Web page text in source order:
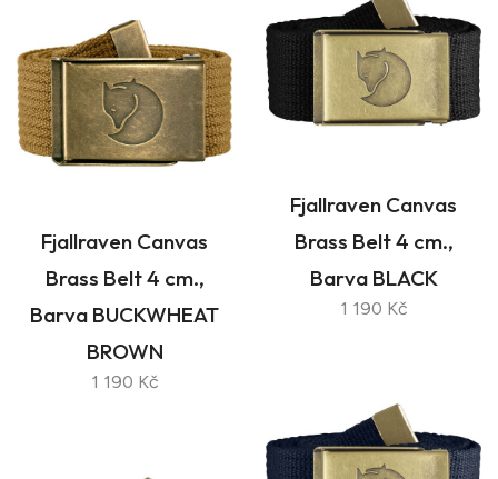
Fjallraven Canvas
Brass Belt 4 cm.,
Barva BLACK
1 190 Kč
Fjallraven Canvas
Brass Belt 4 cm.,
Barva BUCKWHEAT
BROWN
1 190 Kč